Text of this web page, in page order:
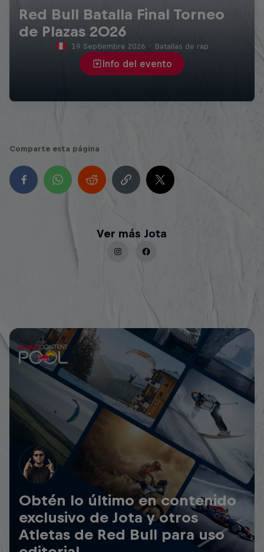
Red Bull Batalla Final Torneo
de Plazas 2026
Info del evento
19 Septiembre 2026 · Batallas de rap
Comparte esta página
Ver más Jota
Obtén lo último en contenido
exclusivo de Jota y otros
Atletas de Red Bull para uso